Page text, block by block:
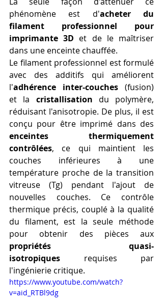
phénomène est d'acheter du
filament professionnel pour
imprimante 3D et de le maîtriser
dans une enceinte chauffée.
Le filament professionnel est formulé
avec des additifs qui améliorent
l'adhérence inter-couches (fusion)
et la cristallisation du polymère,
réduisant l'anisotropie. De plus, il est
enceintes thermiquement
contrôlées, ce qui maintient les
couches inférieures à une
température proche de la transition
vitreuse (Tg​) pendant l'ajout de
nouvelles couches. Ce contrôle
thermique précis, couplé à la qualité
du filament, est la seule méthode
propriétés quasi-
isotropiques requises par
l'ingénierie critique.
https://www.youtube.com/watch?
v=aid_RTBl9dg